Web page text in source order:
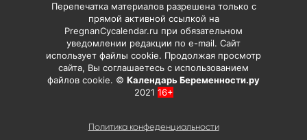
Перепечатка материалов разрешена только с
прямой активной ссылкой на
PregnanCycalendar.ru при обязательном
уведомлении редакции по e-mail. Сайт
использует файлы cookie. Продолжая просмотр
сайта, Вы соглашаетесь с использованием
файлов cookie. © Календарь Беременности.ру
2021 16+
Политика конфеденциальности